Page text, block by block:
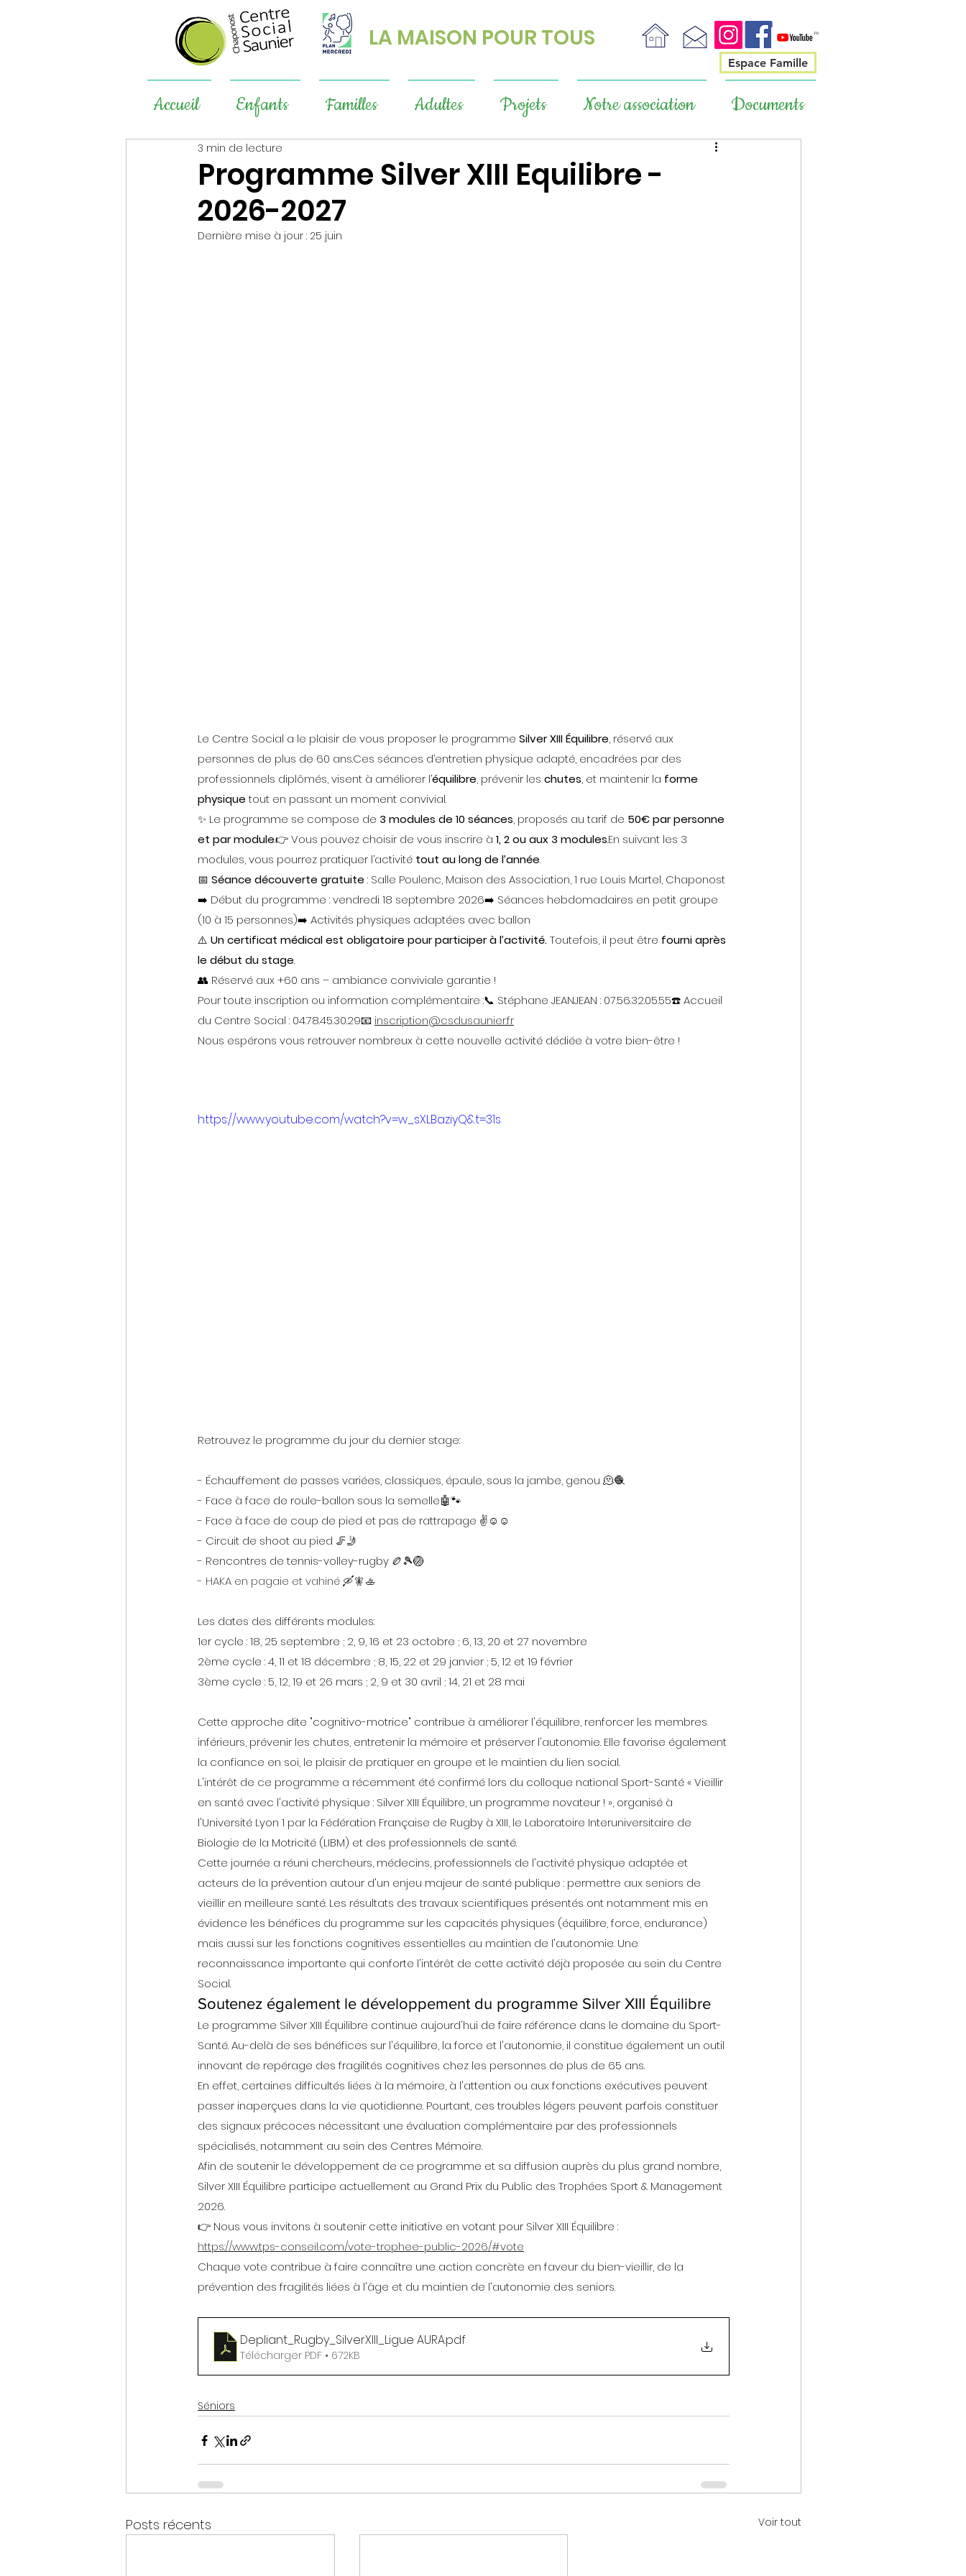
LA MAISON POUR TOUS
Espace Famille
Accueil Enfants Familles Adultes Projets Notre association Documents
Programme Silver XIII Equilibre -
2026-2027
3 min de lecture
Dernière mise à jour : 25 juin
Le Centre Social a le plaisir de vous proposer le programme Silver XIII Équilibre, réservé aux
personnes de plus de 60 ans.Ces séances d’entretien physique adapté, encadrées par des
professionnels diplômés, visent à améliorer l’équilibre, prévenir les chutes, et maintenir la forme
physique tout en passant un moment convivial.
✨ Le programme se compose de 3 modules de 10 séances, proposés au tarif de 50€ par personne
et par module.👉 Vous pouvez choisir de vous inscrire à 1, 2 ou aux 3 modules.En suivant les 3
modules, vous pourrez pratiquer l’activité tout au long de l’année.
📅 Séance découverte gratuite : Salle Poulenc, Maison des Association, 1 rue Louis Martel, Chaponost
➡️ Début du programme : vendredi 18 septembre 2026➡️ Séances hebdomadaires en petit groupe
(10 à 15 personnes)➡️ Activités physiques adaptées avec ballon
⚠️ Un certificat médical est obligatoire pour participer à l’activité. Toutefois, il peut être fourni après
le début du stage.
👥 Réservé aux +60 ans – ambiance conviviale garantie !
Pour toute inscription ou information complémentaire :📞 Stéphane JEANJEAN : 07.56.32.05.55☎️ Accueil
du Centre Social : 04.78.45.30.29📧 inscription@csdusaunier.fr
Nous espérons vous retrouver nombreux à cette nouvelle activité dédiée à votre bien-être !
https://www.youtube.com/watch?v=w_sXLBaziyQ&t=31s
Retrouvez le programme du jour du dernier stage:
- Échauffement de passes variées, classiques, épaule, sous la jambe, genou 🫠🧶
- Face à face de roule-ballon sous la semelle🤖🐾
- Face à face de coup de pied et pas de rattrapage ✌️☺️☺️
- Circuit de shoot au pied 🦵🤳
- Rencontres de tennis-volley-rugby 🏉🎾🏐
- HAKA en pagaie et vahiné 🛶🧚🚣
Les dates des différents modules:
1er cycle : 18, 25 septembre ; 2, 9, 16 et 23 octobre ; 6, 13, 20 et 27 novembre
2ème cycle : 4, 11 et 18 décembre ; 8, 15, 22 et 29 janvier ; 5, 12 et 19 février
3ème cycle : 5, 12, 19 et 26 mars ; 2, 9 et 30 avril ; 14, 21 et 28 mai
Cette approche dite "cognitivo-motrice" contribue à améliorer l'équilibre, renforcer les membres
inférieurs, prévenir les chutes, entretenir la mémoire et préserver l'autonomie. Elle favorise également
la confiance en soi, le plaisir de pratiquer en groupe et le maintien du lien social.
L'intérêt de ce programme a récemment été confirmé lors du colloque national Sport-Santé « Vieillir
en santé avec l'activité physique : Silver XIII Équilibre, un programme novateur ! », organisé à
l'Université Lyon 1 par la Fédération Française de Rugby à XIII, le Laboratoire Interuniversitaire de
Biologie de la Motricité (LIBM) et des professionnels de santé.
Cette journée a réuni chercheurs, médecins, professionnels de l'activité physique adaptée et
acteurs de la prévention autour d'un enjeu majeur de santé publique : permettre aux seniors de
vieillir en meilleure santé. Les résultats des travaux scientifiques présentés ont notamment mis en
évidence les bénéfices du programme sur les capacités physiques (équilibre, force, endurance)
mais aussi sur les fonctions cognitives essentielles au maintien de l'autonomie. Une
reconnaissance importante qui conforte l'intérêt de cette activité déjà proposée au sein du Centre
Social.
Soutenez également le développement du programme Silver XIII Équilibre
Le programme Silver XIII Équilibre continue aujourd'hui de faire référence dans le domaine du Sport-
Santé. Au-delà de ses bénéfices sur l'équilibre, la force et l'autonomie, il constitue également un outil
innovant de repérage des fragilités cognitives chez les personnes de plus de 65 ans.
En effet, certaines difficultés liées à la mémoire, à l'attention ou aux fonctions exécutives peuvent
passer inaperçues dans la vie quotidienne. Pourtant, ces troubles légers peuvent parfois constituer
des signaux précoces nécessitant une évaluation complémentaire par des professionnels
spécialisés, notamment au sein des Centres Mémoire.
Afin de soutenir le développement de ce programme et sa diffusion auprès du plus grand nombre,
Silver XIII Équilibre participe actuellement au Grand Prix du Public des Trophées Sport & Management
2026.
👉 Nous vous invitons à soutenir cette initiative en votant pour Silver XIII Équilibre :
https://www.tps-conseil.com/vote-trophee-public-2026/#vote
Chaque vote contribue à faire connaître une action concrète en faveur du bien-vieillir, de la
prévention des fragilités liées à l'âge et du maintien de l'autonomie des seniors.
Depliant_Rugby_SilverXIII_Ligue AURA.pdf
Télécharger PDF • 672KB
Séniors
Posts récents Voir tout